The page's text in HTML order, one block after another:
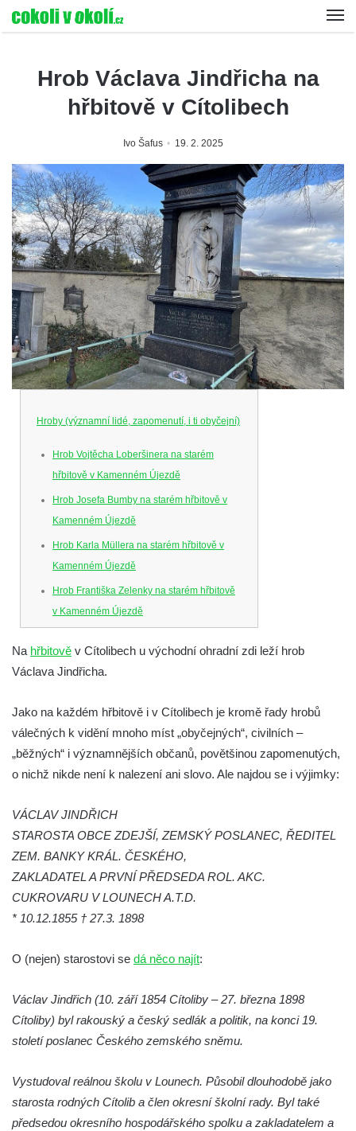
Hrob Václava Jindřicha na
hřbitově v Cítolibech
Ivo Šafus 19. 2. 2025
Hroby (významní lidé, zapomenutí, i ti obyčejní)
Hrob Vojtěcha Loberšinera na starém
hřbitově v Kamenném Újezdě
Hrob Josefa Bumby na starém hřbitově v
Kamenném Újezdě
Hrob Karla Müllera na starém hřbitově v
Kamenném Újezdě
Hrob Františka Zelenky na starém hřbitově
v Kamenném Újezdě
Kamenném Újezdě
Hrob Josefa Valeše na hřbitově ve Velešíně
Hrob Ladislava Vichra na hřbitově ve
Velešíně
Velešíně
Hrob Jana Františka Zítka na hřbitově ve
Velešíně
Hrob Bartoloměje Vavreyna na hřbitově ve
Hrob Josefa Novotného na hřbitově ve
Hrob Jana Křtitele Mikyšky na hřbitově ve
Velešíně
Hrob rodiny Bürgerovy na hřbitově ve
Na hřbitově v Cítolibech u východní ohradní zdi leží hrob
Václava Jindřicha.
Jako na každém hřbitově i v Cítolibech je kromě řady hrobů
válečných k vidění mnoho míst „obyčejných“, civilních –
„běžných“ i významnějších občanů, povětšinou zapomenutých,
o nichž nikde není k nalezení ani slovo. Ale najdou se i výjimky:
VÁCLAV JINDŘICH
STAROSTA OBCE ZDEJŠÍ, ZEMSKÝ POSLANEC, ŘEDITEL
ZEM. BANKY KRÁL. ČESKÉHO,
ZAKLADATEL A PRVNÍ PŘEDSEDA ROL. AKC.
CUKROVARU V LOUNECH A.T.D.
* 10.12.1855 † 27.3. 1898
O (nejen) starostovi se dá něco najít:
Václav Jindřich (10. září 1854 Cítoliby – 27. března 1898
Cítoliby) byl rakouský a český sedlák a politik, na konci 19.
století poslanec Českého zemského sněmu.
Vystudoval reálnou školu v Lounech. Působil dlouhodobě jako
starosta rodných Cítolib a člen okresní školní rady. Byl také
předsedou okresního hospodářského spolku a zakladatelem a